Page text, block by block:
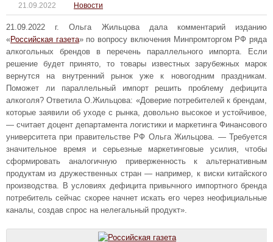
21.09.2022 Новости
21.09.2022 г. Ольга Жильцова дала комментарий изданию
«Российская газета» по вопросу включения Минпромторгом РФ ряда
алкогольных брендов в перечень параллельного импорта. Если
решение будет принято, то товары известных зарубежных марок
вернутся на внутренний рынок уже к новогодним праздникам.
Поможет ли параллельный импорт решить проблему дефицита
алкоголя? Ответила О.Жильцова: «Доверие потребителей к брендам,
которые заявили об уходе с рынка, довольно высокое и устойчивое,
— считает доцент департамента логистики и маркетинга Финансового
университета при правительстве РФ Ольга Жильцова. — Требуется
значительное время и серьезные маркетинговые усилия, чтобы
сформировать аналогичную приверженность к альтернативным
продуктам из дружественных стран — например, к виски китайского
производства. В условиях дефицита привычного импортного бренда
потребитель сейчас скорее начнет искать его через неофициальные
каналы, создав спрос на нелегальный продукт».